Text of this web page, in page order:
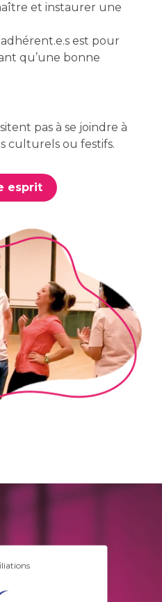
et instaurer une
est pour
qu’une bonne
pas à se joindre à
culturels ou festifs.
esprit